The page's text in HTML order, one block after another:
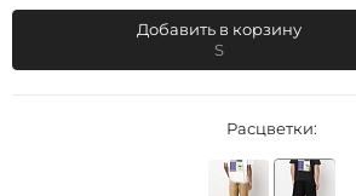
Добавить в корзину
S
Расцветки: